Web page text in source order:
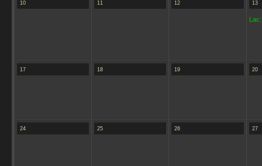
10 11 12 13
17 18 19 20
24 25 26 27